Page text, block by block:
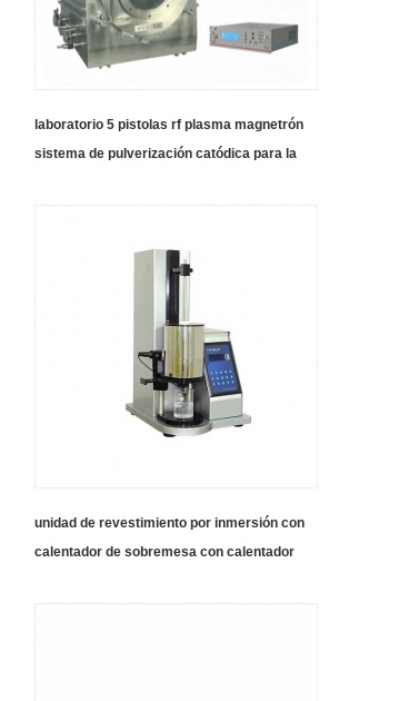
laboratorio 5 pistolas rf plasma magnetrón
sistema de pulverización catódica para la
unidad de revestimiento por inmersión con
calentador de sobremesa con calentador